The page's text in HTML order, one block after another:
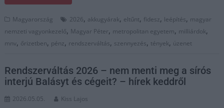
Magyarország 2026, akkugyárak, eltűnt, fidesz, leépítés, magyar
nemzeti vagyonkezelő, Magyar Péter, metropolitan egyetem, milliárdok,
mnv, őrizetben, pénz, rendszerváltás, szennyezés, tények, üzenet
Rendszerváltás 2026 – nem menti meg a sírós
interjú Balásyt és cégeit? – hírek keddről
2026.05.05. Kiss Lajos